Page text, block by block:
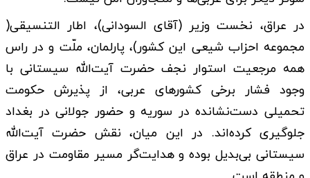
در عراق، نخست وزیر (آقای السودانی)، اطار التنسیقی(
مجموعه احزاب شیعی این کشور)، پارلمان، ملّت و در راس
همه مرجعیت استوار نجف حضرت آیت‌الله سیستانی با
وجود فشار برخی کشورهای عربی، از پذیرش حکومت
تحمیلی دست‌نشانده در سوریه و حضور جولانی در بغداد
جلوگیری کرده‌اند. در این میان، نقش حضرت آیت‌الله
سیستانی بی‌بدیل بوده و هدایت‌گر مسیر مقاومت در عراق